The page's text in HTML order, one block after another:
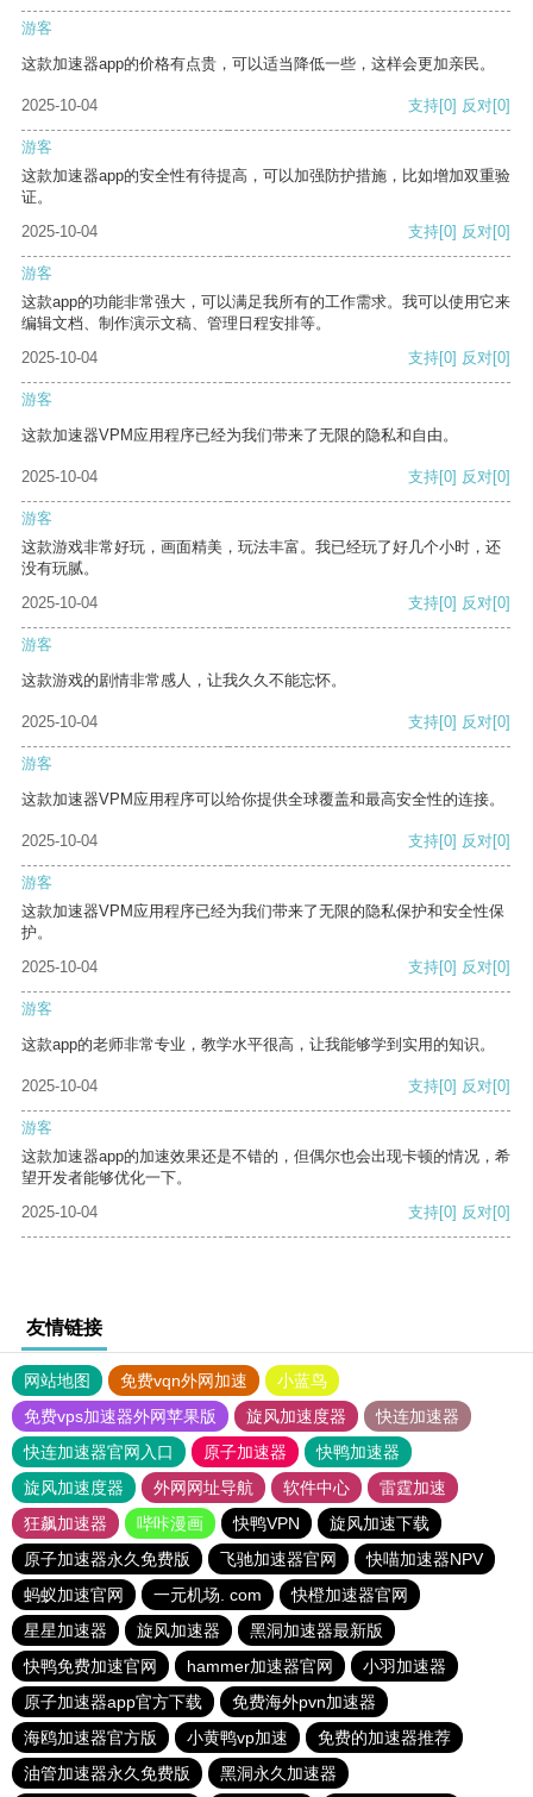
游客
这款加速器app的价格有点贵，可以适当降低一些，这样会更加亲民。
2025-10-04 支持[0] 反对[0]
游客
这款加速器app的安全性有待提高，可以加强防护措施，比如增加双重验
证。
2025-10-04
支持[0] 反对[0]
游客
这款app的功能非常强大，可以满足我所有的工作需求。我可以使用它来
编辑文档、制作演示文稿、管理日程安排等。
2025-10-04
支持[0] 反对[0]
游客
这款加速器VPM应用程序已经为我们带来了无限的隐私和自由。
2025-10-04 支持[0] 反对[0]
游客
这款游戏非常好玩，画面精美，玩法丰富。我已经玩了好几个小时，还
没有玩腻。
2025-10-04
支持[0] 反对[0]
游客
这款游戏的剧情非常感人，让我久久不能忘怀。
2025-10-04 支持[0] 反对[0]
游客
这款加速器VPM应用程序可以给你提供全球覆盖和最高安全性的连接。
2025-10-04 支持[0] 反对[0]
游客
这款加速器VPM应用程序已经为我们带来了无限的隐私保护和安全性保
护。
2025-10-04
支持[0] 反对[0]
游客
这款app的老师非常专业，教学水平很高，让我能够学到实用的知识。
2025-10-04 支持[0] 反对[0]
游客
这款加速器app的加速效果还是不错的，但偶尔也会出现卡顿的情况，希
望开发者能够优化一下。
2025-10-04
支持[0] 反对[0]
友情链接
网站地图 免费vqn外网加速
小蓝鸟
免费vps加速器外网苹果版
旋风加速度器
快连加速器
快连加速器官网入口
原子加速器
快鸭加速器
旋风加速度器
外网网址导航 软件中心
雷霆加速
狂飙加速器
哔咔漫画 快鸭VPN
旋风加速下载
原子加速器永久免费版
飞驰加速器官网
快喵加速器NPV
蚂蚁加速官网
一元机场. com
快橙加速器官网
星星加速器
旋风加速器
黑洞加速器最新版
快鸭免费加速官网
hammer加速器官网
小羽加速器
原子加速器app官方下载
免费海外pvn加速器
海鸥加速器官方版
小黄鸭vp加速
免费的加速器推荐
油管加速器永久免费版
黑洞永久加速器